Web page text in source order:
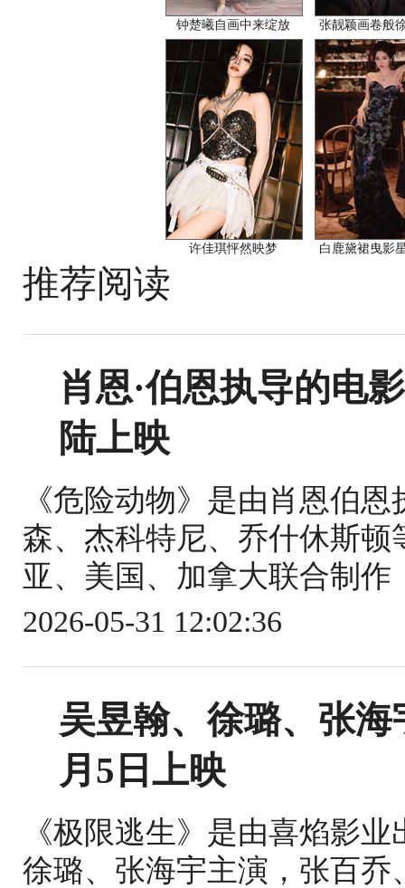
钟楚曦自画中来绽放 张靓颖画卷般
许佳琪怦然映梦 白鹿黛裙曳影
推荐阅读
肖恩·伯恩执导的电
陆上映
《危险动物》是由肖恩伯
森、杰科特尼、乔什休斯
亚、美国、加拿大联合制作
2026-05-31 12:02:36
吴昱翰、徐璐、张
月5日上映
《极限逃生》是由喜焰影
徐璐、张海宇主演，张百